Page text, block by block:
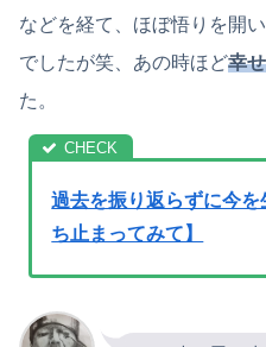
などを経て、ほぼ悟りを開
でしたが笑、あの時ほど幸
た。
過去を振り返らずに今
ち止まってみて】